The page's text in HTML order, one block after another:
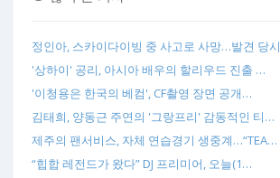
정인아, 스카이다이빙 중 사고로 사망…발견 당
'상하이' 공리, 아시아 배우의 할리우드 진출 …
'이청용은 한국의 베컴', CF촬영 장면 공개…
김태희, 양동근 주연의 '그랑프리' 감동적인 티…
제주의 팬서비스, 자체 연습경기 생중계…“TEA…
“힙합 레전드가 왔다” DJ 프리미어, 오늘(1…